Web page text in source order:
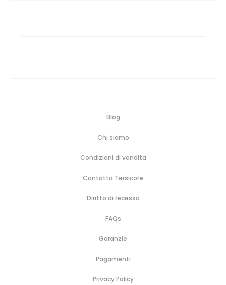
Blog
Chi siamo
Condizioni di vendita
Contatta Tersicore
Diritto di recesso
FAQs
Garanzie
Pagamenti
Privacy Policy